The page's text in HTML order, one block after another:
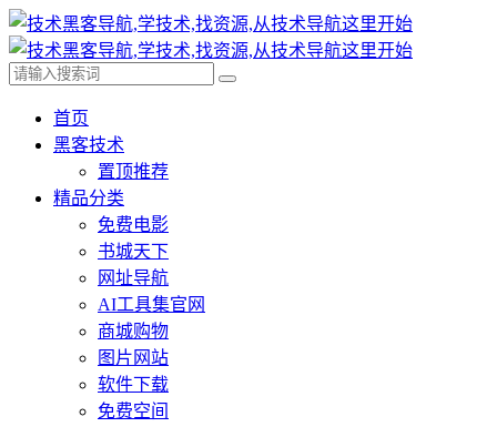
首页
黑客技术
置顶推荐
精品分类
免费电影
书城天下
网址导航
AI工具集官网
商城购物
图片网站
软件下载
免费空间